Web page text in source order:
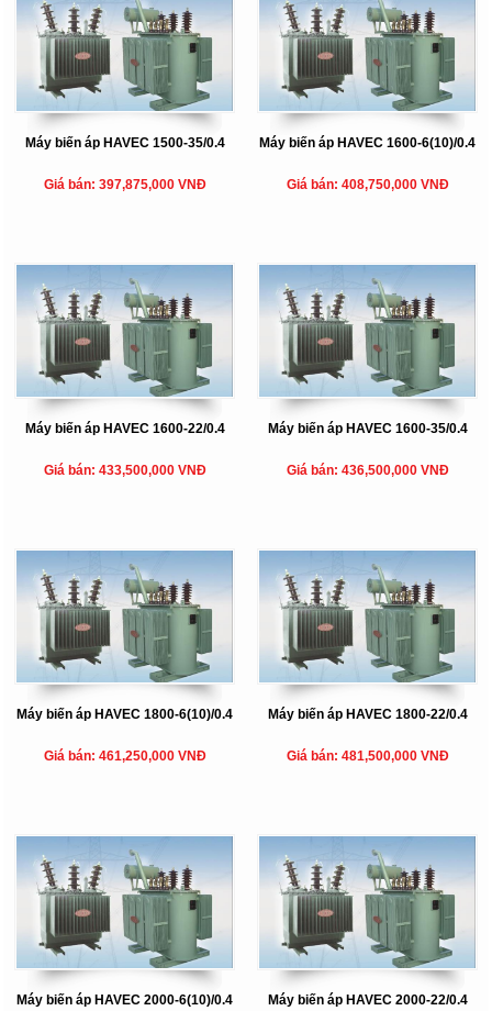
Máy biến áp HAVEC 1500-35/0.4
Giá bán: 397,875,000 VNĐ
Máy biến áp HAVEC 1600-6(10)/0.4
Giá bán: 408,750,000 VNĐ
Máy biến áp HAVEC 1600-22/0.4
Giá bán: 433,500,000 VNĐ
Máy biến áp HAVEC 1600-35/0.4
Giá bán: 436,500,000 VNĐ
Máy biến áp HAVEC 1800-6(10)/0.4
Giá bán: 461,250,000 VNĐ
Máy biến áp HAVEC 1800-22/0.4
Giá bán: 481,500,000 VNĐ
Máy biến áp HAVEC 2000-6(10)/0.4 Máy biến áp HAVEC 2000-22/0.4